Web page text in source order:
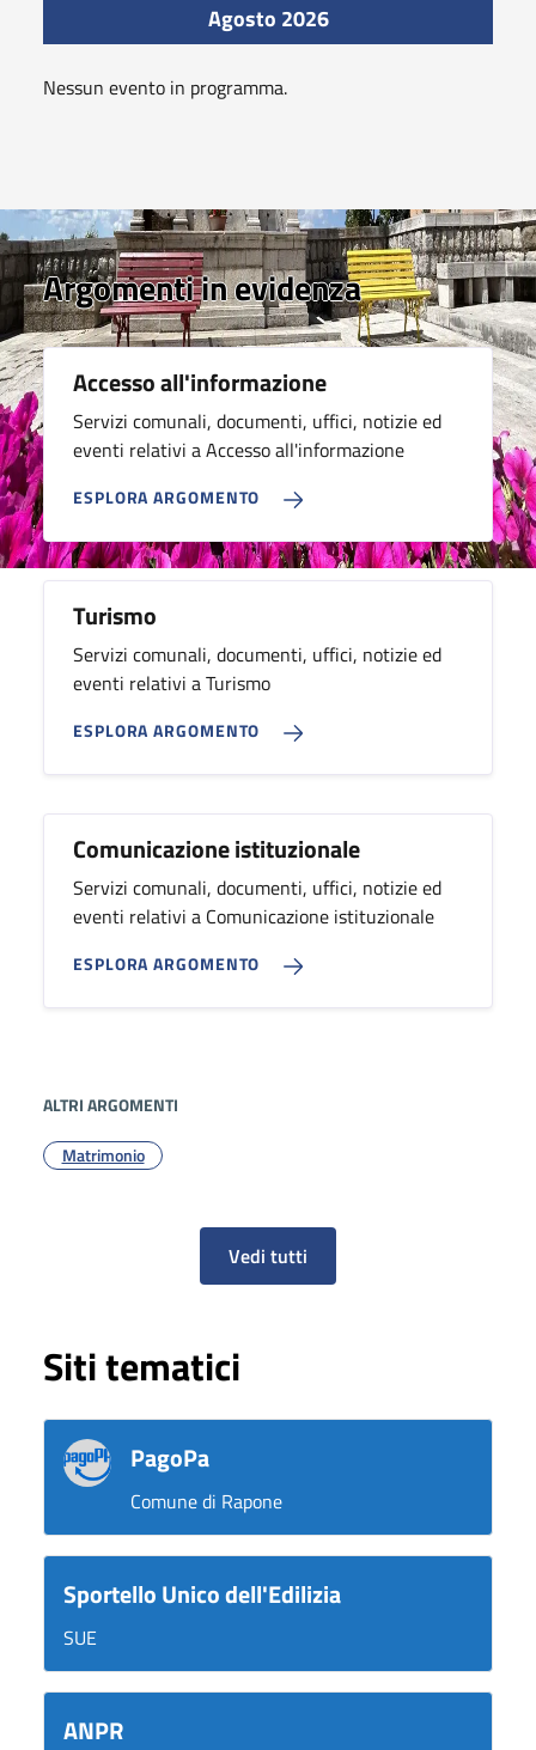
Agosto 2026
Nessun evento in programma.
Argomenti in evidenza
Accesso all'informazione
Servizi comunali, documenti, uffici, notizie ed
eventi relativi a Accesso all'informazione
ESPLORA ARGOMENTO
Turismo
Servizi comunali, documenti, uffici, notizie ed
eventi relativi a Turismo
ESPLORA ARGOMENTO
Comunicazione istituzionale
Servizi comunali, documenti, uffici, notizie ed
eventi relativi a Comunicazione istituzionale
ESPLORA ARGOMENTO
ALTRI ARGOMENTI
Matrimonio
Vedi tutti
Siti tematici
PagoPa
Comune di Rapone
Sportello Unico dell'Edilizia
SUE
ANPR